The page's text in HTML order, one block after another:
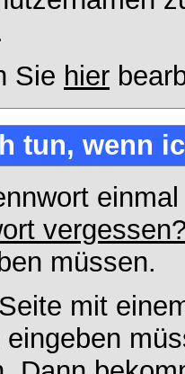
Sie hier
tun, wenn
müssen.
mit